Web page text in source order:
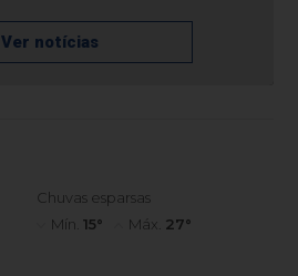
Ver notícias
Chuvas esparsas
Mín. 15° Máx. 27°